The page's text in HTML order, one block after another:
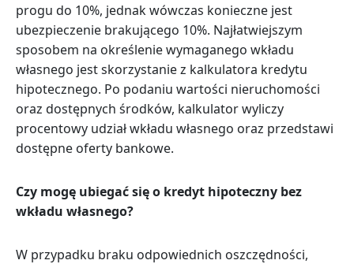
progu do 10%, jednak wówczas konieczne jest
ubezpieczenie brakującego 10%. Najłatwiejszym
sposobem na określenie wymaganego wkładu
własnego jest skorzystanie z kalkulatora kredytu
hipotecznego. Po podaniu wartości nieruchomości
oraz dostępnych środków, kalkulator wyliczy
procentowy udział wkładu własnego oraz przedstawi
dostępne oferty bankowe.
Czy mogę ubiegać się o kredyt hipoteczny bez
wkładu własnego?
W przypadku braku odpowiednich oszczędności,